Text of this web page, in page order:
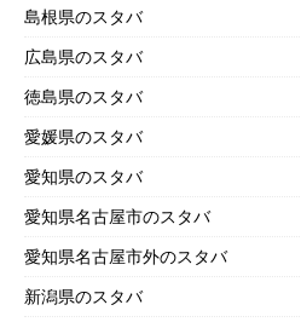
島根県のスタバ
広島県のスタバ
徳島県のスタバ
愛媛県のスタバ
愛知県のスタバ
愛知県名古屋市のスタバ
愛知県名古屋市外のスタバ
新潟県のスタバ